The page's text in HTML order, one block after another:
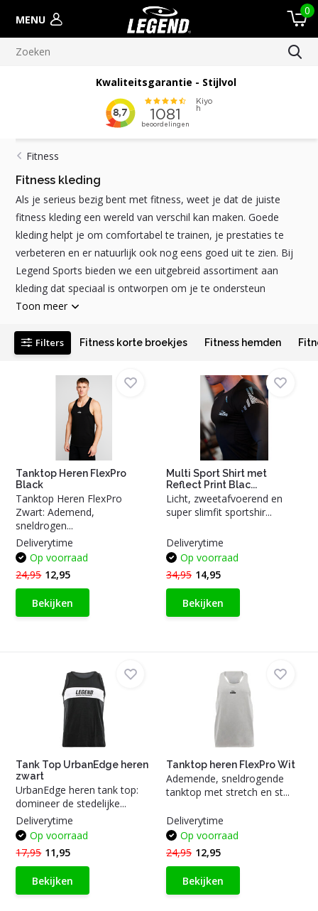
MENU
0
Meer dan 100.000 verscheepte orders
Fitness
Fitness kleding
Als je serieus bezig bent met fitness, weet je dat de juiste
fitness kleding een wereld van verschil kan maken. Goede
kleding helpt je om comfortabel te trainen, je prestaties te
verbeteren en er natuurlijk ook nog eens goed uit te zien. Bij
Legend Sports bieden we een uitgebreid assortiment aan
kleding dat speciaal is ontworpen om je te ondersteun
Toon meer
Filters Fitness korte broekjes Fitness hemden
Tanktop Heren FlexPro
Black
Tanktop Heren FlexPro
Zwart: Ademend,
sneldrogen...
Deliverytime
Op voorraad
24,95 12,95
Bekijken
Multi Sport Shirt met
Reflect Print Blac...
Licht, zweetafvoerend en
super slimfit sportshir...
Deliverytime
Op voorraad
34,95 14,95
Bekijken
Tank Top UrbanEdge heren
zwart
UrbanEdge heren tank top:
domineer de stedelijke...
Deliverytime
Op voorraad
17,95 11,95
Bekijken
Tanktop heren FlexPro Wit
Ademende, sneldrogende
tanktop met stretch en st...
Deliverytime
Op voorraad
24,95 12,95
Bekijken